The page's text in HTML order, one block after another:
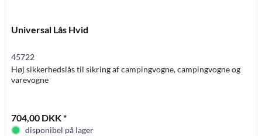
Universal Lås Hvid
45722
Høj sikkerhedslås til sikring af campingvogne, campingvogne og
varevogne
704,00 DKK *
disponibel på lager